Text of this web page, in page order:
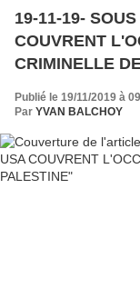
19-11-19-
COUVRENT
CRIMINELLE
Publié le 19/11/2019 à
Par YVAN BALCHOY